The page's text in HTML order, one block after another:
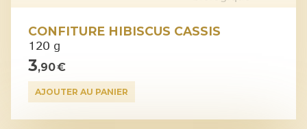
CONFITURE HIBISCUS CASSIS
120 g
3,90 €
AJOUTER AU PANIER